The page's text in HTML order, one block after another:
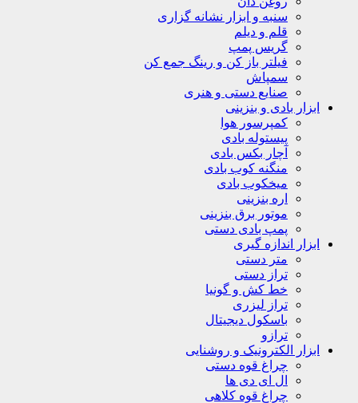
سنبه و ابزار نشانه گزاری
قلم و دیلم
گریس پمپ
فیلتر باز کن و رینگ جمع کن
سمپاش
صنایع دستی و هنری
ابزار بادی و بنزینی
کمپرسور هوا
پیستوله بادی
آچار بکس بادی
منگنه کوب بادی
میخکوب بادی
اره بنزینی
موتور برق بنزینی
پمپ بادی دستی
ابزار اندازه گیری
متر دستی
تراز دستی
خط کش و گونیا
تراز لیزری
باسکول دیجیتال
ترازو
ابزار الکترونیک و روشنایی
چراغ قوه دستی
ال ای دی ها
چراغ قوه کلاهی